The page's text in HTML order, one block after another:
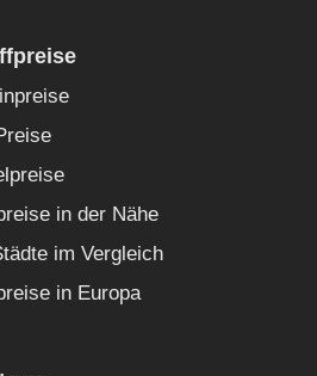
in der Nähe
im Vergleich
in Europa